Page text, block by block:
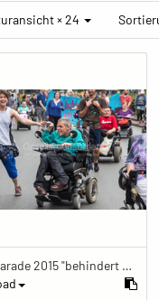
× 24
Pride Parade 2015 "behindert und verrückt feiern"